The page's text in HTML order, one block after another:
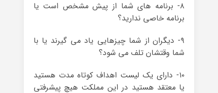
۸- برنامه های شما از پیش مشخص است یا
برنامه خاصی ندارید؟
۹- دیگران از شما چیزهایی یاد می گیرند یا با
شما وقتشان تلف می شود؟
۱۰- دارای یک لیست اهداف کوتاه مدت هستید
یا معتقد هستید در این مملکت هیچ پیشرفتی